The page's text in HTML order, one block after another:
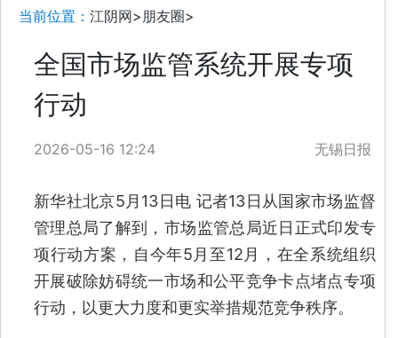
当前位置： 江阴网> 朋友圈>
全国市场监管系统开展专项
行动
2026-05-16 12:24 无锡日报
新华社北京5月13日电 记者13日从国家市场监督
管理总局了解到，市场监管总局近日正式印发专
项行动方案，自今年5月至12月，在全系统组织
开展破除妨碍统一市场和公平竞争卡点堵点专项
行动，以更大力度和更实举措规范竞争秩序。